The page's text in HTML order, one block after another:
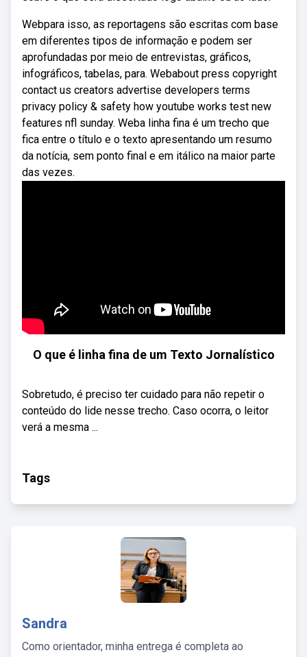
Webpara isso, as reportagens são escritas com base
em diferentes tipos de informação e podem ser
aprofundadas por meio de entrevistas, gráficos,
infográficos, tabelas, para. Webabout press copyright
contact us creators advertise developers terms
privacy policy & safety how youtube works test new
features nfl sunday. Weba linha fina é um trecho que
fica entre o título e o texto apresentando um resumo
da notícia, sem ponto final e em itálico na maior parte
das vezes.
O que é linha fina de um Texto Jornalístico
Sobretudo, é preciso ter cuidado para não repetir o
conteúdo do lide nesse trecho. Caso ocorra, o leitor
verá a mesma ...
Tags
Sandra
Como orientador, minha entrega é completa ao